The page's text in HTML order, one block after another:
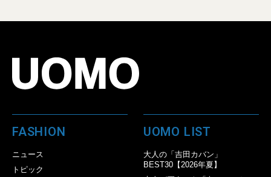
FASHION
ニュース
トピック
UOMO LIST
大人の「吉田カバン」
BEST30【2026年夏】